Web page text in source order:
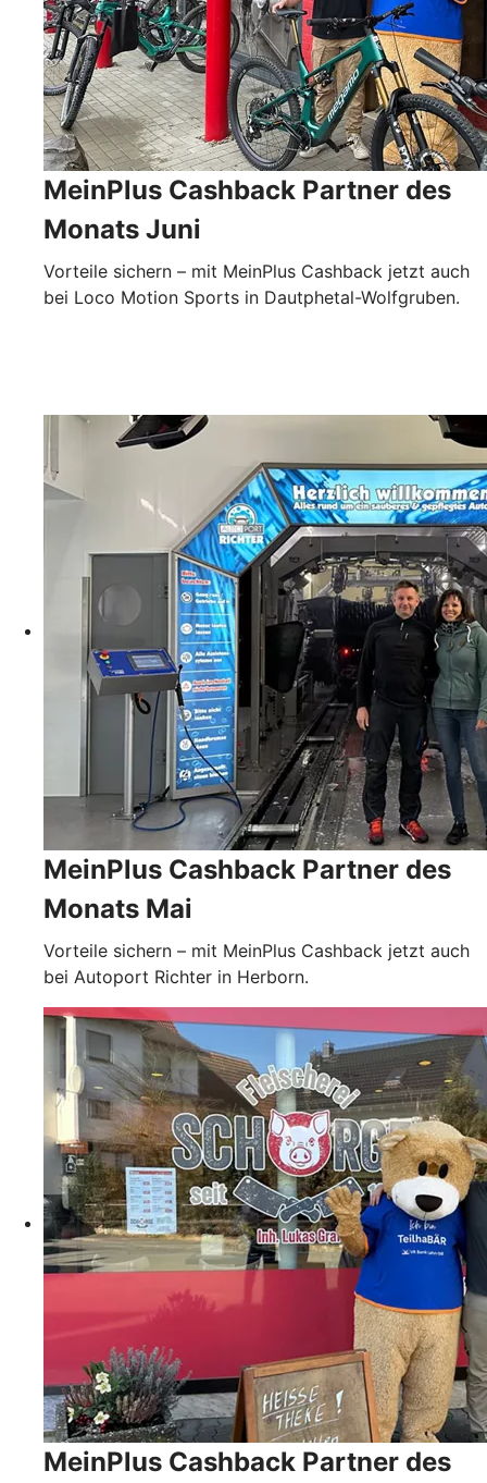
MeinPlus Cashback Partner des
Monats Juni
Vorteile sichern – mit MeinPlus Cashback jetzt auch
bei Loco Motion Sports in Dautphetal-Wolfgruben.
MeinPlus Cashback Partner des
Monats Mai
Vorteile sichern – mit MeinPlus Cashback jetzt auch
bei Autoport Richter in Herborn.
MeinPlus Cashback Partner des